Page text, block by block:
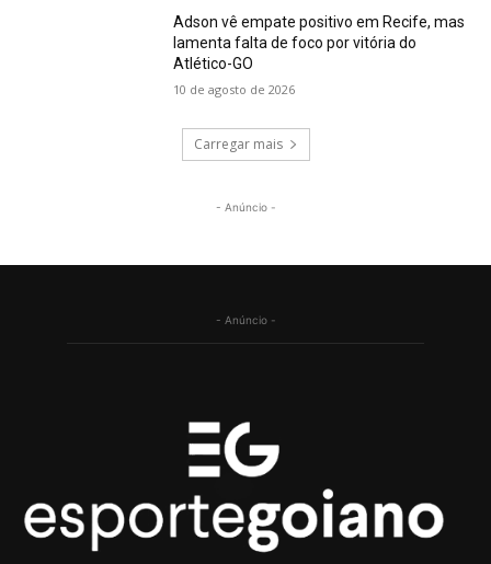
Adson vê empate positivo em Recife, mas
lamenta falta de foco por vitória do
Atlético-GO
10 de agosto de 2026
Carregar mais
- Anúncio -
- Anúncio -